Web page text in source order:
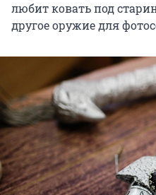
любит ковать под
другое оружие для